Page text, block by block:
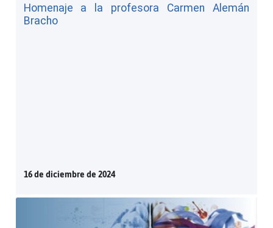
Homenaje a la profesora Carmen Alemán
Bracho
16 de diciembre de 2024